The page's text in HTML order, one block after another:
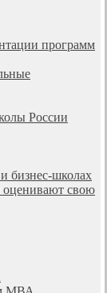
программ
России
бизнес-школах
оценивают свою